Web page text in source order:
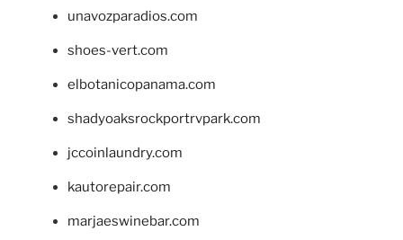
unavozparadios.com
shoes-vert.com
elbotanicopanama.com
shadyoaksrockportrvpark.com
jccoinlaundry.com
kautorepair.com
marjaeswinebar.com